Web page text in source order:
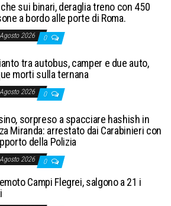
sui binari, deraglia treno con 450
a bordo alle porte di Roma.
2026 0
tra autobus, camper e due auto,
morti sulla ternana
2026 0
sorpreso a spacciare hashish in
Miranda: arrestato dai Carabinieri con
della Polizia
2026 0
Campi Flegrei, salgono a 21 i